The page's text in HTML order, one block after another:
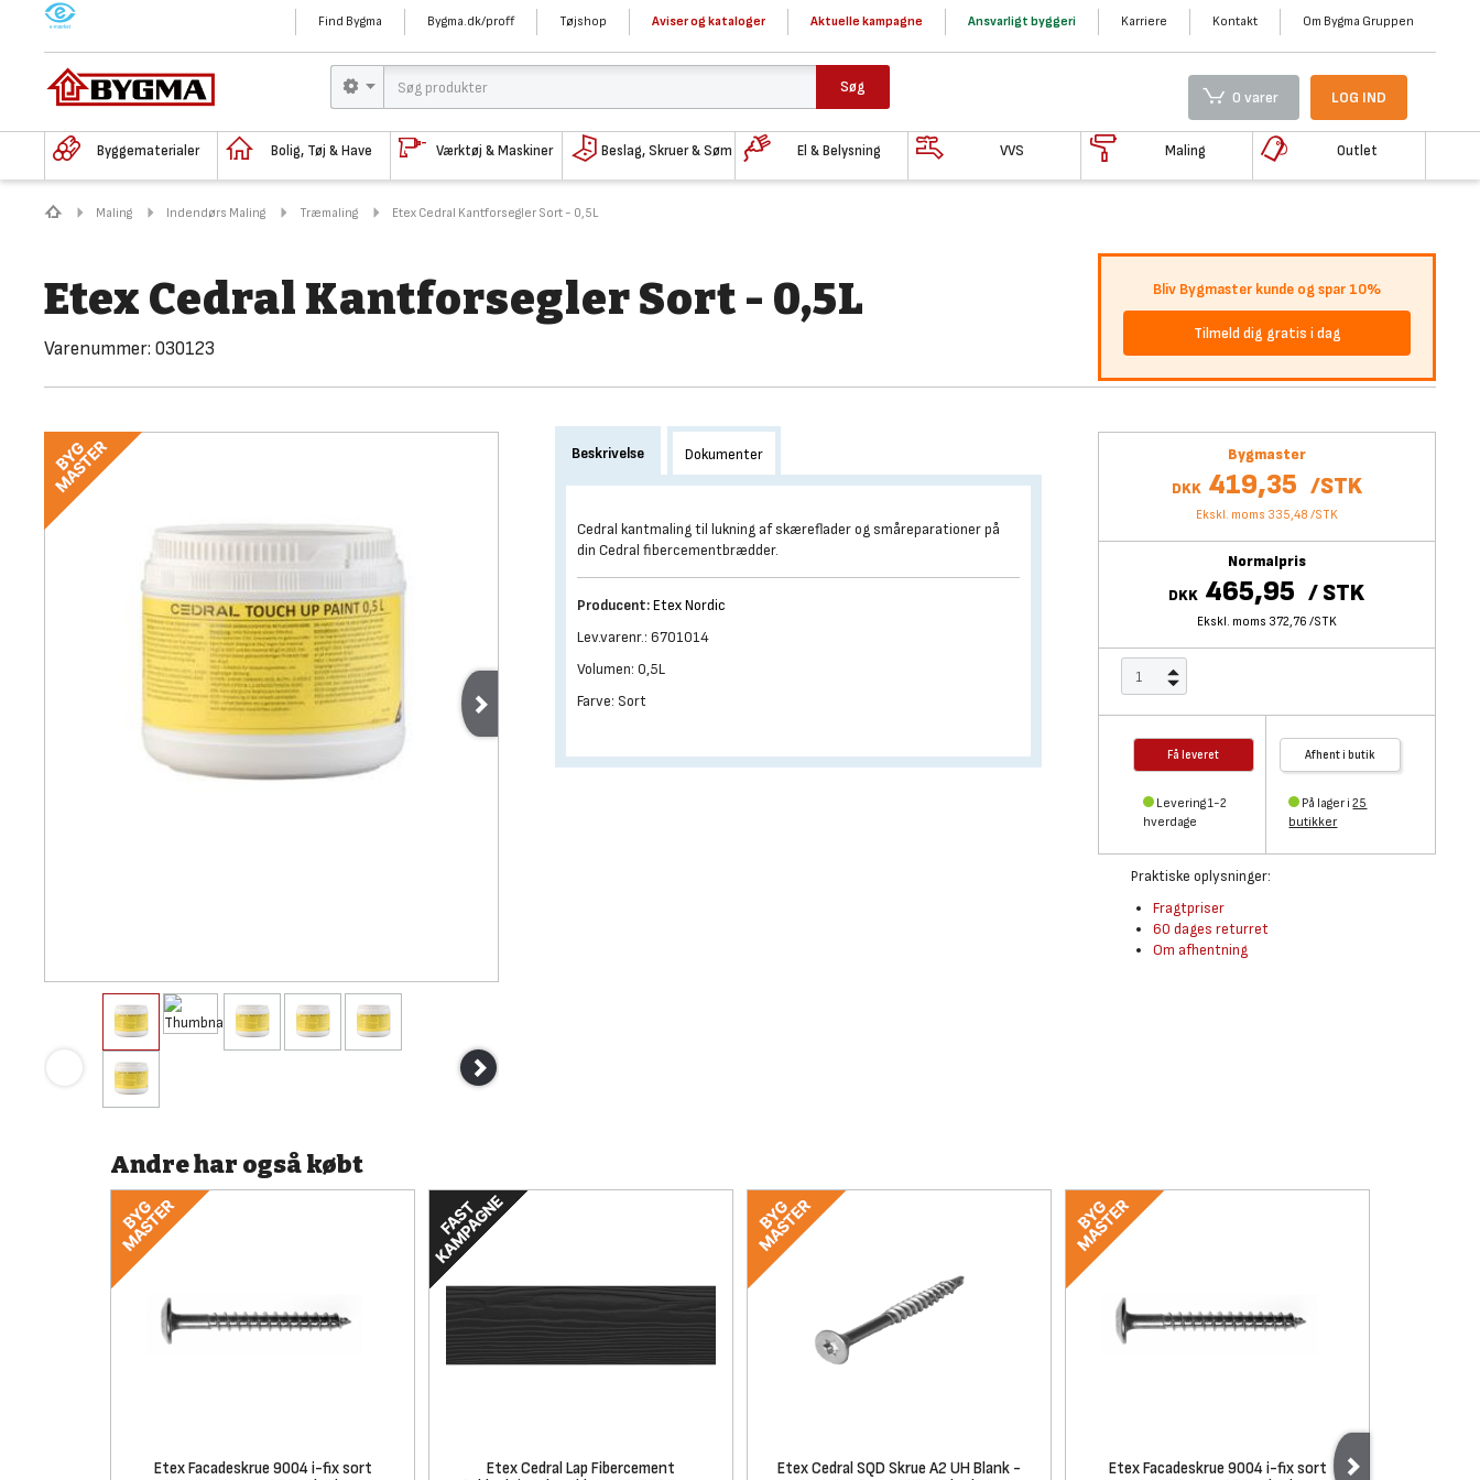
M Find Bygma Bygma.dk/proff Tøjshop Aviser og kataloger Aktuelle kampagne Ansvarligt byggeri Karriere Kontakt Om Bygma Gruppen
Søg
0 varer LOG IND
Byggematerialer Bolig, Tøj & Have Værktøj & Maskiner Beslag, Skruer & Søm El & Belysning VVS Maling Outlet
Maling Indendørs Maling Træmaling Etex Cedral Kantforsegler Sort - 0,5L
Etex Cedral Kantforsegler Sort - 0,5L
Varenummer: 030123
Bliv Bygmaster kunde og spar 10%
Tilmeld dig gratis i dag
Bygmaster
DKK 419,35 /STK
Ekskl. moms 335,48 /STK
Normalpris
DKK 465,95 /STK
Ekskl. moms 372,76 /STK
Få leveret
Levering 1-2
hverdage
Afhent i butik
På lager i25
butikker
Praktiske oplysninger:
Fragtpriser
60 dages returret
Om afhentning
Beskrivelse Dokumenter
Cedral kantmaling til lukning af skæreflader og småreparationer på
din Cedral fibercementbrædder.
Producent:Etex Nordic
Lev.varenr.: 6701014
Volumen: 0,5L
Farve: Sort
Andre har også købt
Etex Facadeskrue 9004 i-fix sort
Etex Cedral Lap Fibercement
Etex Cedral SQD Skrue A2 UH Blank -
Etex Facadeskrue 9004 i-fix sort